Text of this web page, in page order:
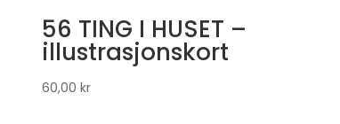
56 TING I HUSET –
illustrasjonskort
60,00 kr